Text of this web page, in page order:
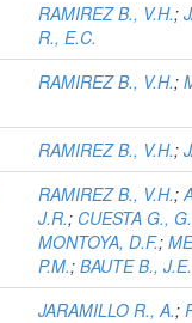
RAMIREZ B., V.H.;
R., E.C.
RAMIREZ B., V.H.;
RAMIREZ B., V.H.;
RAMIREZ B., V.H.;
J.R.; CUESTA G., G.
MONTOYA, D.F.;
P.M.; BAUTE B., J.E.
JARAMILLO R., A.;